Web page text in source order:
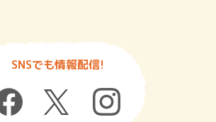
SNSでも情報配信!